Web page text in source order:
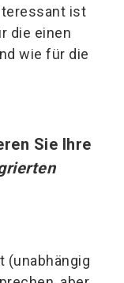
ist
die einen
wie für die
Sie Ihre
(unabhängig